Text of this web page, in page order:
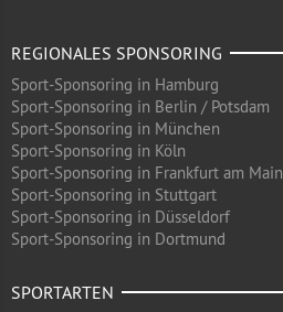
REGIONALES SPONSORING
Sport-Sponsoring in Hamburg
Sport-Sponsoring in Berlin / Potsdam
Sport-Sponsoring in München
Sport-Sponsoring in Köln
Sport-Sponsoring in Frankfurt am Main
Sport-Sponsoring in Stuttgart
Sport-Sponsoring in Düsseldorf
Sport-Sponsoring in Dortmund
SPORTARTEN